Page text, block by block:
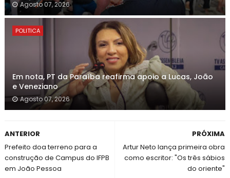
Agosto 07, 2026
POLITICA
Em nota, PT da Paraíba reafirma apoio a Lucas, João
e Veneziano
Agosto 07, 2026
PRÓXIMA
Artur Neto lança primeira obra
como escritor: "Os três sábios
do oriente"
ANTERIOR
Prefeito doa terreno para a
construção de Campus do IFPB
em João Pessoa